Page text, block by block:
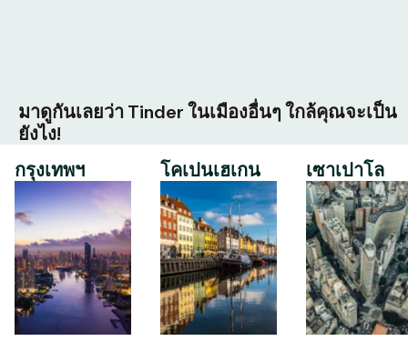
มาดูกันเลยว่า Tinder ในเมืองอื่นๆ ใกล้คุณจะเป็น
ยังไง!
กรุงเทพฯ
โคเปนเฮเกน เซาเปาโล